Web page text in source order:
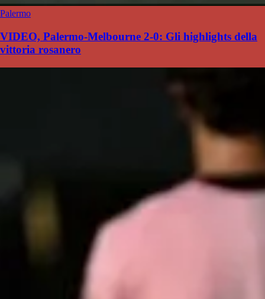
Palermo
VIDEO, Palermo-Melbourne 2-0: Gli highlights della
vittoria rosanero